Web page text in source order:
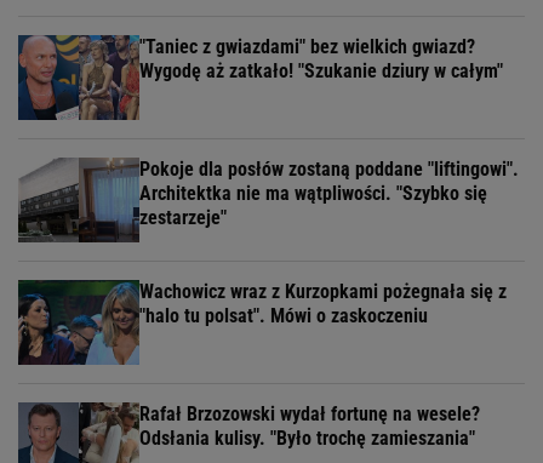
"Taniec z gwiazdami" bez wielkich gwiazd?
Wygodę aż zatkało! "Szukanie dziury w całym"
Pokoje dla posłów zostaną poddane "liftingowi".
Architektka nie ma wątpliwości. "Szybko się
zestarzeje"
Wachowicz wraz z Kurzopkami pożegnała się z
"halo tu polsat". Mówi o zaskoczeniu
Rafał Brzozowski wydał fortunę na wesele?
Odsłania kulisy. "Było trochę zamieszania"